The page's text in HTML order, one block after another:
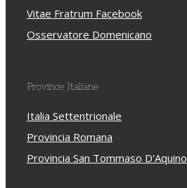
Vitae Fratrum Facebook
Osservatore Domenicano
Province Italiane
Italia Settentrionale
Provincia Romana
Provincia San Tommaso D'Aquino